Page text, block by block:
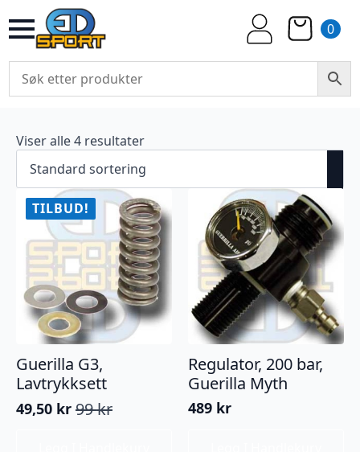
0
Viser alle 4 resultater
TILBUD!
Guerilla G3,
Lavtrykksett
99kr
Opprinnelig
49,50 kr
Nåværende
Regulator, 200 bar,
Guerilla Myth
489 kr